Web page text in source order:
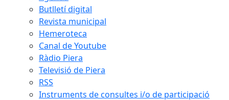
Butlletí digital
Revista municipal
Hemeroteca
Canal de Youtube
Ràdio Piera
Televisió de Piera
RSS
Instruments de consultes i/o de participació